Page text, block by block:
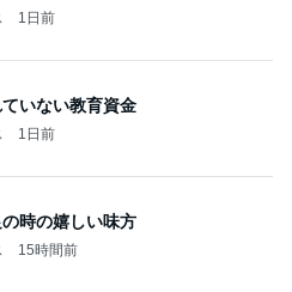
1日前
いない教育資金
1日前
時の嬉しい味方
15時間前